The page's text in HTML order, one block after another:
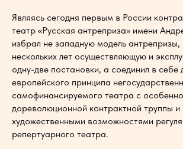
Являясь сегодня первым в России
театр «Русская антреприза» имени
избрал не западную модель антрепризы,
нескольких лет осуществляющую и
одну-две постановки, а соединил в себе
европейского принципа
самофинансируемого театра с
дореволюционной контрактной труппы
художественными возможностями
репертуарного театра.